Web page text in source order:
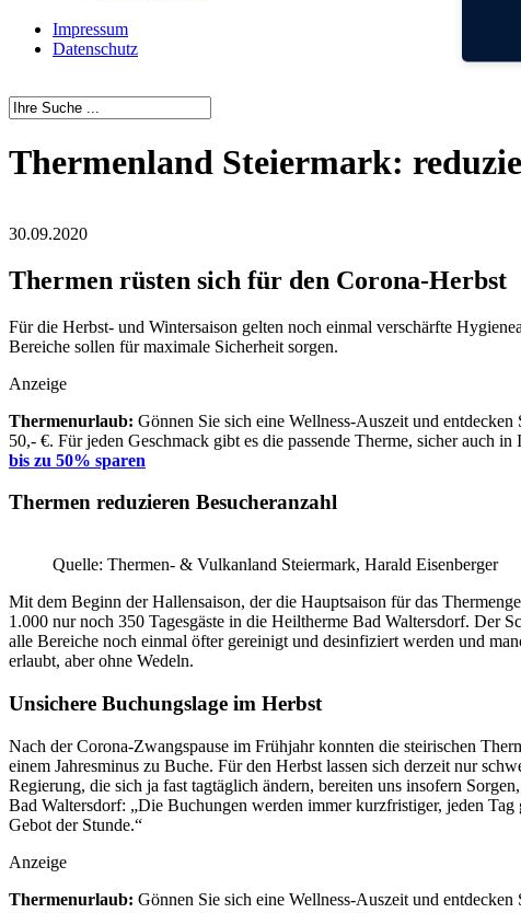
Impressum
Datenschutz
Thermenland Steiermark:
30.09.2020
Thermen rüsten sich für den Corona-Herbst
Für die Herbst- und Wintersaison gelten noch einmal verschärfte
Bereiche sollen für maximale Sicherheit sorgen.
Anzeige
Thermenurlaub: Gönnen Sie sich eine Wellness-Auszeit und entdecken
50,- €. Für jeden Geschmack gibt es die passende Therme, sicher auch
bis zu 50% sparen
Thermen reduzieren Besucheranzahl
Quelle: Thermen- & Vulkanland Steiermark, Harald Eisenberger
Mit dem Beginn der Hallensaison, der die Hauptsaison für das
1.000 nur noch 350 Tagesgäste in die Heiltherme Bad Waltersdorf. Der
alle Bereiche noch einmal öfter gereinigt und desinfiziert werden und
erlaubt, aber ohne Wedeln.
Unsichere Buchungslage im Herbst
Nach der Corona-Zwangspause im Frühjahr konnten die steirischen
einem Jahresminus zu Buche. Für den Herbst lassen sich derzeit nur
Regierung, die sich ja fast tagtäglich ändern, bereiten uns insofern
Bad Waltersdorf: „Die Buchungen werden immer kurzfristiger, jeden
Gebot der Stunde.“
Anzeige
Thermenurlaub: Gönnen Sie sich eine Wellness-Auszeit und entdecken